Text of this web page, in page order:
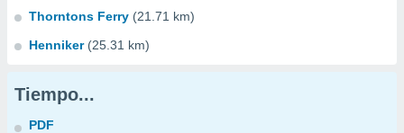
Thorntons Ferry (21.71 km)
Henniker (25.31 km)
Tiempo...
PDF